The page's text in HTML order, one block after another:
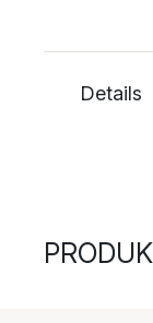
Details